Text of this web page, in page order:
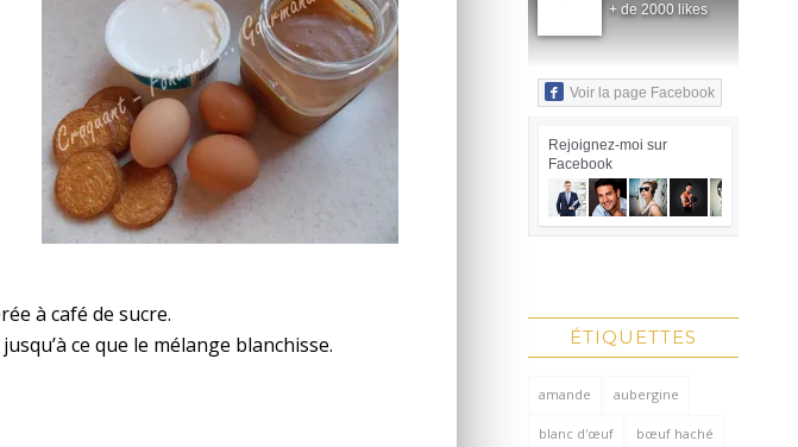
à café de sucre.
ce que le mélange blanchisse.
+ de 2000 likes
Voir la page Facebook
Rejoignez-moi sur
Facebook
ÉTIQUETTES
amande aubergine
blanc d'œuf bœuf haché